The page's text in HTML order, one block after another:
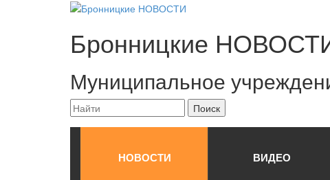
Бронницкие
Муниципальное
НОВОСТИ ВИДЕО